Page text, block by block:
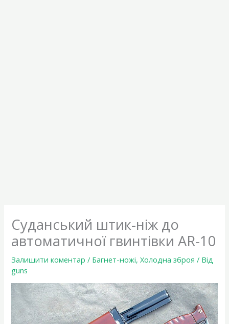
Суданський штик-ніж до
автоматичної гвинтівки AR-10
Залишити коментар / Багнет-ножі,Холодна зброя / Від
guns